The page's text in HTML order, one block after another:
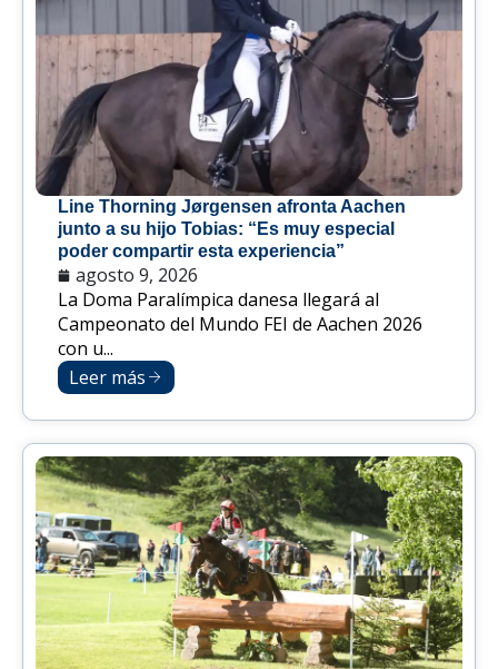
Line Thorning Jørgensen afronta Aachen
junto a su hijo Tobias: “Es muy especial
poder compartir esta experiencia”
agosto 9, 2026
La Doma Paralímpica danesa llegará al
Campeonato del Mundo FEI de Aachen 2026
con u...
Leer más